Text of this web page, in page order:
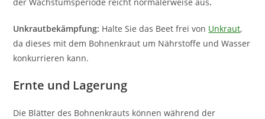
Unkrautbekämpfung: Halte Sie das Beet frei von Unkraut,
da dieses mit dem Bohnenkraut um Nährstoffe und Wasser
konkurrieren kann.
Ernte und Lagerung
Die Blätter des Bohnenkrauts können während der